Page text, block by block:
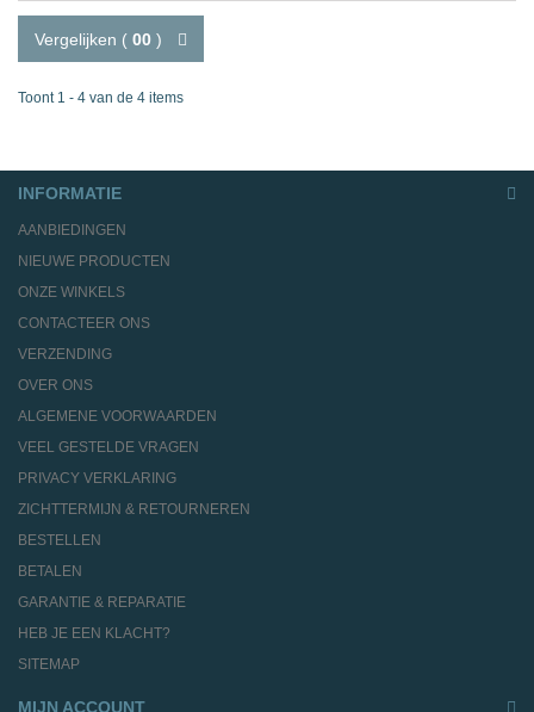
Vergelijken ( 00 )
Toont 1 - 4 van de 4 items
INFORMATIE
AANBIEDINGEN
NIEUWE PRODUCTEN
ONZE WINKELS
CONTACTEER ONS
VERZENDING
OVER ONS
ALGEMENE VOORWAARDEN
VEEL GESTELDE VRAGEN
PRIVACY VERKLARING
ZICHTTERMIJN & RETOURNEREN
BESTELLEN
BETALEN
GARANTIE & REPARATIE
HEB JE EEN KLACHT?
SITEMAP
MIJN ACCOUNT